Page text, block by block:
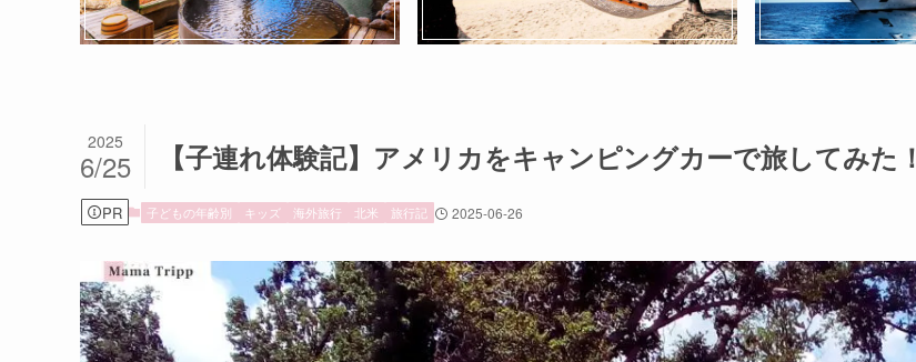
【子連れ体験記】アメリカをキャンピングカーで旅してみた！
2025
6/25
PR 子どもの年齢別 キッズ 海外旅行 北米 旅行記 2025-06-26